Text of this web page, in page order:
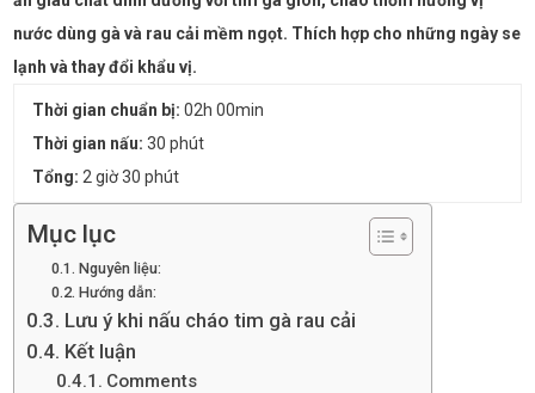
nước dùng gà và rau cải mềm ngọt. Thích hợp cho những ngày se
lạnh và thay đổi khẩu vị.
Thời gian chuẩn bị: 02h 00min
Thời gian nấu: 30 phút
Tổng: 2 giờ 30 phút
Mục lục
Nguyên liệu:
Hướng dẫn:
Lưu ý khi nấu cháo tim gà rau cải
Kết luận
Comments